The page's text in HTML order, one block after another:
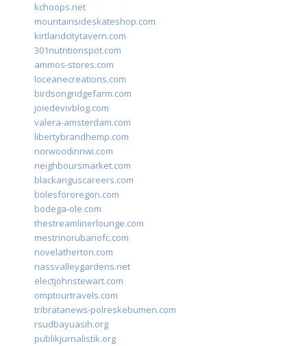
kchoops.net
mountainsideskateshop.com
kirtlandcitytavern.com
301nutritionspot.com
ammos-stores.com
loceanecreations.com
birdsongridgefarm.com
joiedevivblog.com
valera-amsterdam.com
libertybrandhemp.com
norwoodinnwi.com
neighboursmarket.com
blackanguscareers.com
bolesfororegon.com
bodega-ole.com
thestreamlinerlounge.com
mestrinorubanofc.com
novelatherton.com
nassvalleygardens.net
electjohnstewart.com
omptourtravels.com
tribratanews-polreskebumen.com
rsudbayuasih.org
publikjurnalistik.org